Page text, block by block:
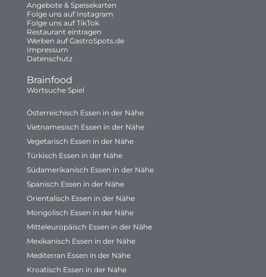
Angebote & Speisekarten
Folge uns auf Instagram
Folge uns auf TikTok
Restaurant eintragen
Werben auf GastroSpots.de
Impressum
Datenschutz
Brainfood
Wortsuche Spiel
Österreichisch Essen in der Nähe
Vietnamesisch Essen in der Nähe
Vegetarisch Essen in der Nähe
Türkisch Essen in der Nähe
Südamerikanisch Essen in der Nähe
Spanisch Essen in der Nähe
Orientalisch Essen in der Nähe
Mongolisch Essen in der Nähe
Mitteleuropäisch Essen in der Nähe
Mexikanisch Essen in der Nähe
Mediterran Essen in der Nähe
Kroatisch Essen in der Nähe